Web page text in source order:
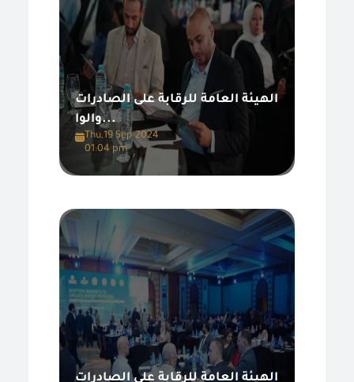
الهيئة العامة للرقابة على الصادرات
والوا...
Thu,19 Sep 2024
01:04 pm
الهيئة العامة للرقابة على الصادرات